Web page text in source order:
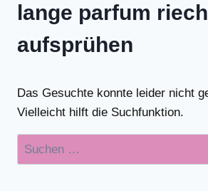
lange parfum
aufsprühen
Das Gesuchte konnte leider nicht
Vielleicht hilft die Suchfunktion.
Suchen
nach: